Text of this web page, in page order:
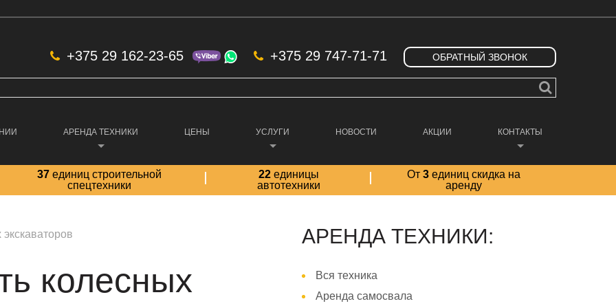
+375 29 162-23-65 +375 29 747-71-71 ОБРАТНЫЙ ЗВОНОК
АРЕНДА ТЕХНИКИ ЦЕНЫ УСЛУГИ НОВОСТИ АКЦИИ КОНТАКТЫ
37единиц строительной
спецтехники
22 единицы
автотехники
От3 единиц скидка на
аренду
колесных
АРЕНДА ТЕХНИКИ:
Вся техника
Аренда самосвала